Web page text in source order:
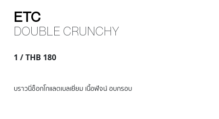
ETC
DOUBLE CRUNCHY
1 / THB 180
บราวนี่ช็อกโกแลตเบลเยี่ยม เนื้อฟัจน์ อบกรอบ